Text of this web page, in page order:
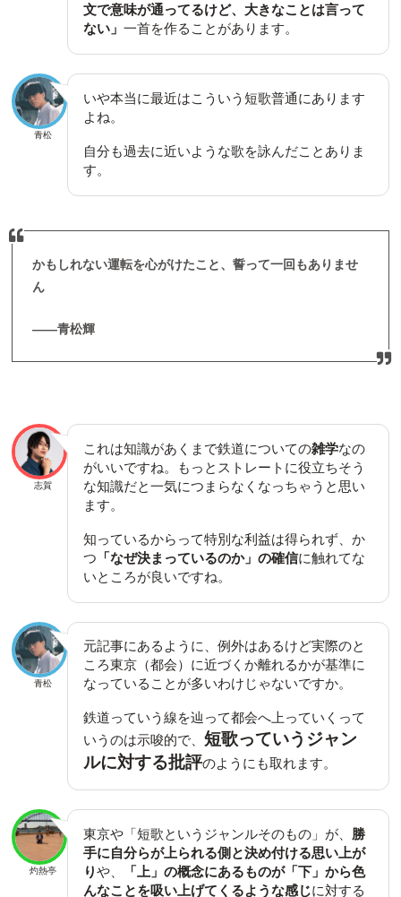
文で意味が通ってるけど、大きなことは言って
ない」一首を作ることがあります。
青松
いや本当に最近はこういう短歌普通にあります
よね。
自分も過去に近いような歌を詠んだことありま
す。
かもしれない運転を心がけたこと、誓って一回もありませ
ん
――青松輝
志賀
これは知識があくまで鉄道についての雑学なの
がいいですね。もっとストレートに役立ちそう
な知識だと一気につまらなくなっちゃうと思い
ます。
知っているからって特別な利益は得られず、か
つ 「なぜ決まっているのか」の確信に触れてな
いところが良いですね。
青松
元記事にあるように、例外はあるけど実際のと
ころ東京（都会）に近づくか離れるかが基準に
なっていることが多いわけじゃないですか。
鉄道っていう線を辿って都会へ上っていくって
いうのは示唆的で、短歌っていうジャン
ルに対する批評のようにも取れます。
灼熱亭
東京や「短歌というジャンルそのもの」が、 勝
手に自分らが上られる側と決め付ける思い上が
りや、
「上」の概念にあるものが「下」から色
んなことを吸い上げてくるような感じに対する